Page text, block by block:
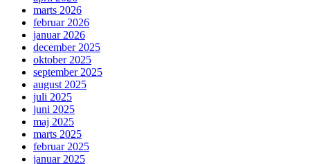
marts 2026
februar 2026
januar 2026
december 2025
oktober 2025
september 2025
august 2025
juli 2025
juni 2025
maj 2025
marts 2025
februar 2025
januar 2025